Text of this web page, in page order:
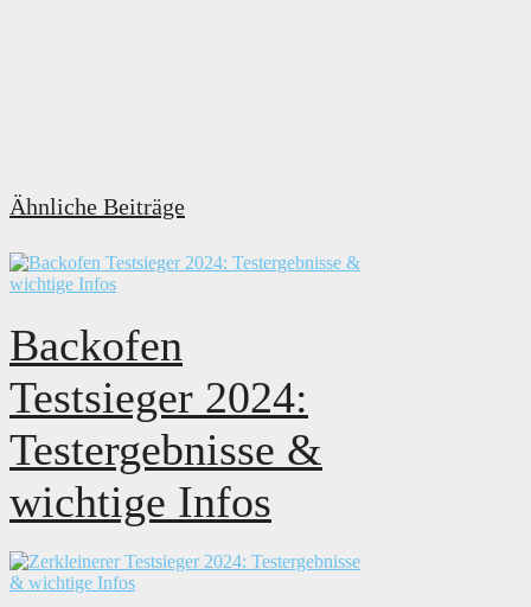
Ähnliche Beiträge
Backofen
Testsieger 2024:
Testergebnisse &
wichtige Infos